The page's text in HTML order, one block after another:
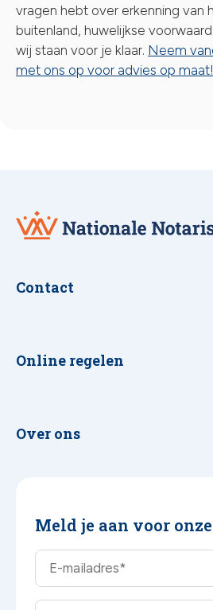
vragen hebt over erkenning van
buitenland, huwelijkse
wij staan voor je klaar. Neem
met ons op voor advies op maat!
Nationale
Notaris
Contact
Online regelen
Over ons
Meld je aan voor